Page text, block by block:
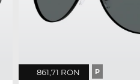
861,71 RON P